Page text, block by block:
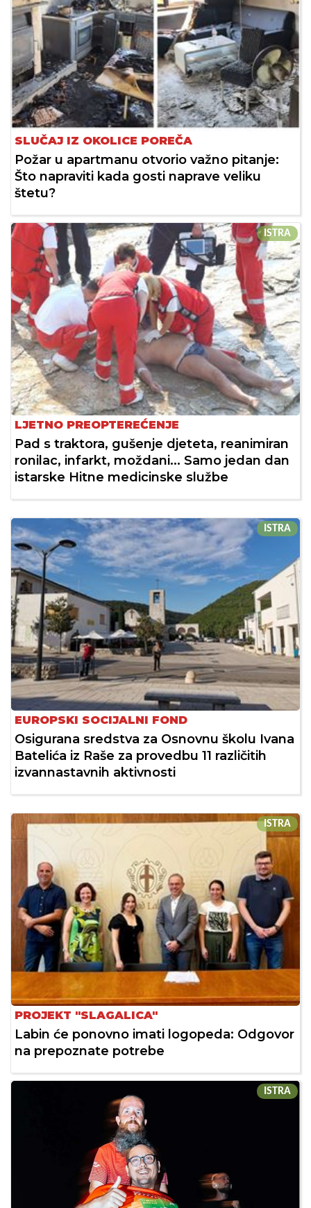
SLUČAJ IZ OKOLICE POREČA
Požar u apartmanu otvorio važno pitanje:
Što napraviti kada gosti naprave veliku
štetu?
ISTRA
LJETNO PREOPTEREĆENJE
Pad s traktora, gušenje djeteta, reanimiran
ronilac, infarkt, moždani... Samo jedan dan
istarske Hitne medicinske službe
ISTRA
EUROPSKI SOCIJALNI FOND
Osigurana sredstva za Osnovnu školu Ivana
Batelića iz Raše za provedbu 11 različitih
izvannastavnih aktivnosti
ISTRA
PROJEKT "SLAGALICA"
Labin će ponovno imati logopeda: Odgovor
na prepoznate potrebe
ISTRA